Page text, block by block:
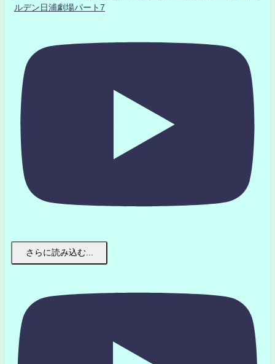
ルデン日浦劇場パート7
さらに読み込む...